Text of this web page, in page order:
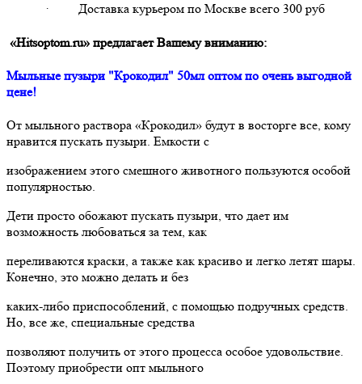
·
Доставка курьером по Москве всего 300 руб
«Hitsoptom.ru» предлагает Вашему вниманию:
Мыльные пузыри "Крокодил" 50мл оптом по очень выгодной
цене!
От мыльного раствора «Крокодил» будут в восторге все, кому
нравится пускать пузыри. Емкости с
изображением этого смешного животного пользуются особой
популярностью.
Дети просто обожают пускать пузыри, что дает им
возможность любоваться за тем, как
переливаются краски, а также как красиво и легко летят шары.
Конечно, это можно делать и без
каких-либо приспособлений, с помощью подручных средств.
Но, все же, специальные средства
позволяют получить от этого процесса особое удовольствие.
Поэтому приобрести опт мыльного